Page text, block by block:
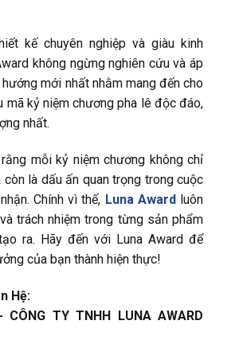
kế chuyên nghiệp và giàu kinh
không ngừng nghiên cứu và áp
mới nhất nhằm mang đến cho
mã kỷ niệm chương pha lê độc đáo,
nhất.
mỗi kỷ niệm chương không chỉ
còn là dấu ấn quan trọng trong cuộc
Chính vì thế, Luna Awardluôn
trách nhiệm trong từng sản phẩm
ra. Hãy đến với Luna Award để
của bạn thành hiện thực!
Hệ:
TY TNHH LUNA AWARD